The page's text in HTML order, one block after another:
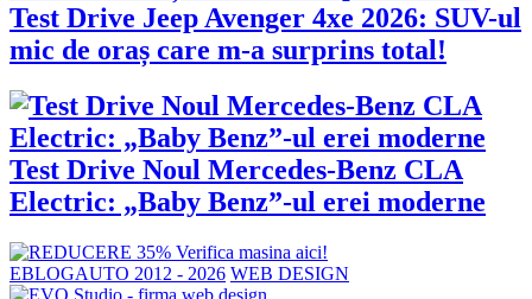
Test Drive Jeep Avenger 4xe 2026: SUV-ul
mic de oraș care m-a surprins total!
Test Drive Noul Mercedes-Benz CLA
Electric: „Baby Benz”-ul erei moderne
EBLOGAUTO 2012 - 2026 WEB DESIGN